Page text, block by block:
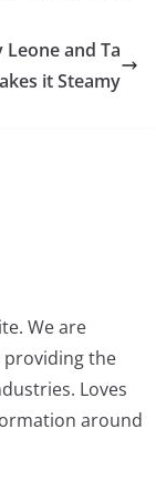
and Ta
it Steamy
We are
the
Loves
around